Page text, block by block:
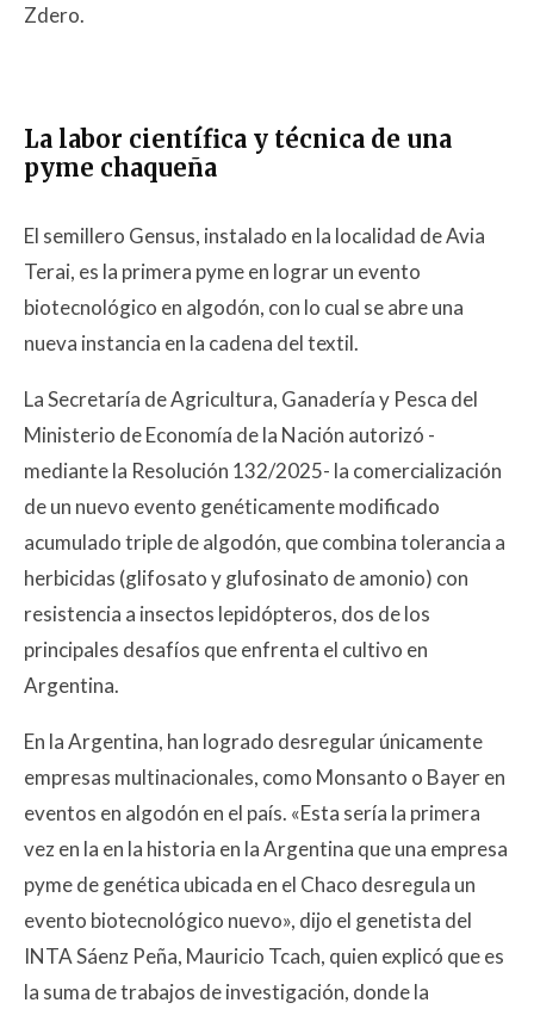
Zdero.
La labor científica y técnica de una
pyme chaqueña
El semillero Gensus, instalado en la localidad de Avia
Terai, es la primera pyme en lograr un evento
biotecnológico en algodón, con lo cual se abre una
nueva instancia en la cadena del textil.
La Secretaría de Agricultura, Ganadería y Pesca del
Ministerio de Economía de la Nación autorizó -
mediante la Resolución 132/2025- la comercialización
de un nuevo evento genéticamente modificado
acumulado triple de algodón, que combina tolerancia a
herbicidas (glifosato y glufosinato de amonio) con
resistencia a insectos lepidópteros, dos de los
principales desafíos que enfrenta el cultivo en
Argentina.
En la Argentina, han logrado desregular únicamente
empresas multinacionales, como Monsanto o Bayer en
eventos en algodón en el país. «Esta sería la primera
vez en la en la historia en la Argentina que una empresa
pyme de genética ubicada en el Chaco desregula un
evento biotecnológico nuevo», dijo el genetista del
INTA Sáenz Peña, Mauricio Tcach, quien explicó que es
la suma de trabajos de investigación, donde la